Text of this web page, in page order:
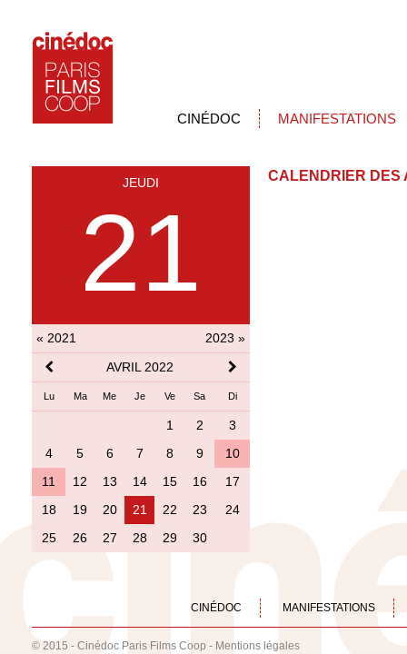
CINÉDOC MANIFESTATIONS
JEUDI
21
« 2021
2023 »
AVRIL 2022
Lu Ma Me Je Ve Sa Di
1 2
3
4
5 6 7 8 9
10
11
12 13 14 15 16
17
18
19 20 21 22 23
24
25
26 27 28 29 30
CALENDRIER DES
CINÉDOC MANIFESTATIONS
© 2015 - Cinédoc Paris Films Coop - Mentions légales